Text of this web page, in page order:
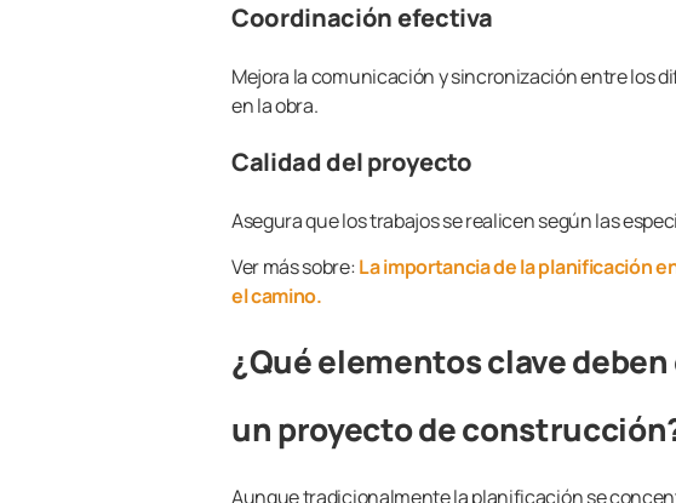
Coordinación efectiva
Mejora la comunicación y sincronización entre los
en la obra.
Calidad del proyecto
Asegura que los trabajos se realicen según las
Ver más sobre:La importancia de la planificación
el camino.
¿Qué elementos clave
un proyecto de
Aunque tradicionalmente la planificación se